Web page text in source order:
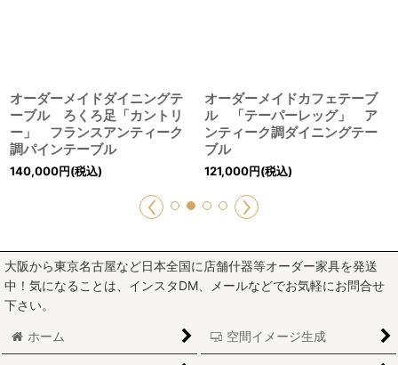
オーダーメイドダイニングテ
ーブル ろくろ足「カントリ
ー」 フランスアンティーク
調パインテーブル
140,000円(税込)
オーダーメイドカフェテーブ
ル 「テーパーレッグ」 ア
ンティーク調ダイニングテー
ブル
121,000円(税込)
大阪から東京名古屋など日本全国に店舗什器等オーダー家具を発送
中！気になることは、インスタDM、メールなどでお気軽にお問合せ
下さい。
ホーム 空間イメージ生成